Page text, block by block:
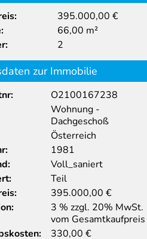
395.000,00 €
66,00 m²
2
zur Immobilie
O2100167238
Wohnung -
Dachgeschoß
Österreich
1981
Voll_saniert
Teil
395.000,00 €
3 % zzgl. 20% MwSt.
vom Gesamtkaufpreis
330,00 €